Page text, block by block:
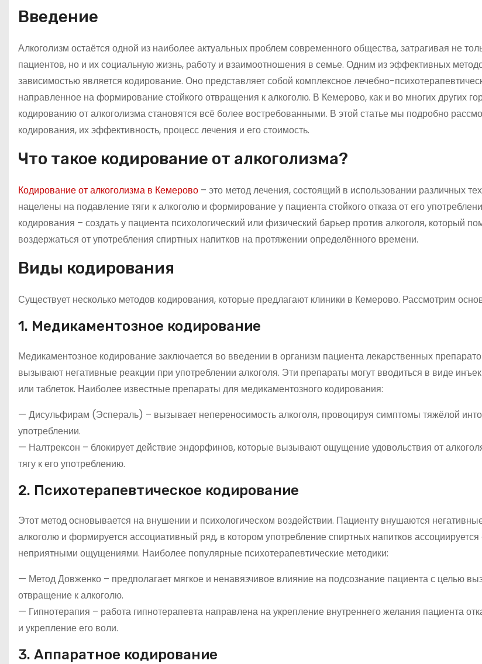
Введение
Алкоголизм остаётся одной из наиболее актуальных проблем современного общества, затрагивая не
пациентов, но и их социальную жизнь, работу и взаимоотношения в семье. Одним из эффективных
зависимостью является кодирование. Оно представляет собой комплексное лечебно-
направленное на формирование стойкого отвращения к алкоголю. В Кемерово, как и во многих других
кодированию от алкоголизма становятся всё более востребованными. В этой статье мы подробно
кодирования, их эффективность, процесс лечения и его стоимость.
Что такое кодирование от алкоголизма?
Кодирование от алкоголизма в Кемерово – это метод лечения, состоящий в использовании различных
нацелены на подавление тяги к алкоголю и формирование у пациента стойкого отказа от его
кодирования – создать у пациента психологический или физический барьер против алкоголя, который
воздержаться от употребления спиртных напитков на протяжении определённого времени.
Виды кодирования
Существует несколько методов кодирования, которые предлагают клиники в Кемерово. Рассмотрим
1. Медикаментозное кодирование
Медикаментозное кодирование заключается во введении в организм пациента лекарственных
вызывают негативные реакции при употреблении алкоголя. Эти препараты могут вводиться в виде
или таблеток. Наиболее известные препараты для медикаментозного кодирования:
— Дисульфирам (Эспераль) – вызывает непереносимость алкоголя, провоцируя симптомы тяжёлой
употреблении.
— Налтрексон – блокирует действие эндорфинов, которые вызывают ощущение удовольствия от
тягу к его употреблению.
2. Психотерапевтическое кодирование
Этот метод основывается на внушении и психологическом воздействии. Пациенту внушаются
алкоголю и формируется ассоциативный ряд, в котором употребление спиртных напитков
неприятными ощущениями. Наиболее популярные психотерапевтические методики:
— Метод Довженко – предполагает мягкое и ненавязчивое влияние на подсознание пациента с целью
отвращение к алкоголю.
— Гипнотерапия – работа гипнотерапевта направлена на укрепление внутреннего желания пациента
и укрепление его воли.
3. Аппаратное кодирование